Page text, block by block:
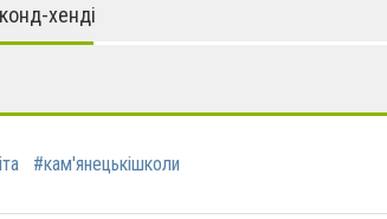
хенді
#кам'янецькішколи